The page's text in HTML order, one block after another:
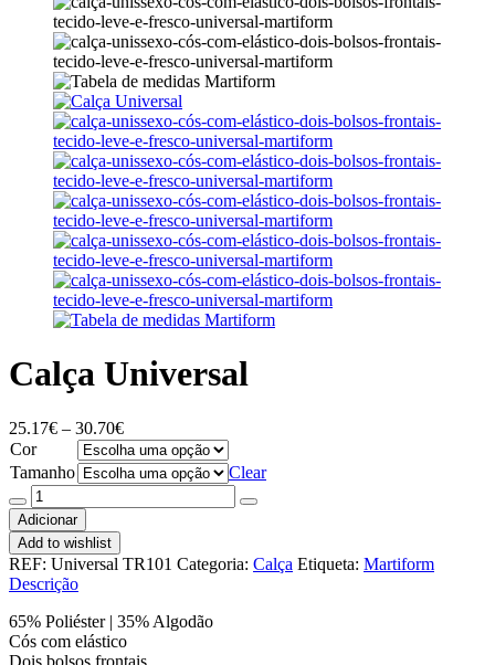
Calça Universal
25.17€ – 30.70€Price
range:
25.17€
through
30.70€
Cor
Tamanho
Clear
Quantidade
de
Calça
Universal
Adicionar
Add to wishlist
REF: Universal TR101 Categoria: Calça Etiqueta: Martiform
Descrição
65% Poliéster | 35% Algodão
Cós com elástico
Dois bolsos frontais